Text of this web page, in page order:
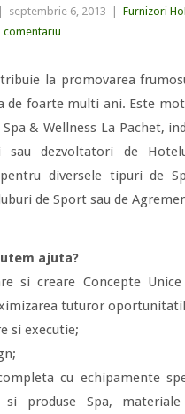
septembrie 6, 2013 Furnizori
comentariu
la promovarea
de foarte multi ani. Este
Spa & Wellness La Pachet,
sau dezvoltatori de
diversele tipuri de
de Sport sau de
ajuta?
si creare Concepte
tuturor
si executie;
cu echipamente
si produse Spa,